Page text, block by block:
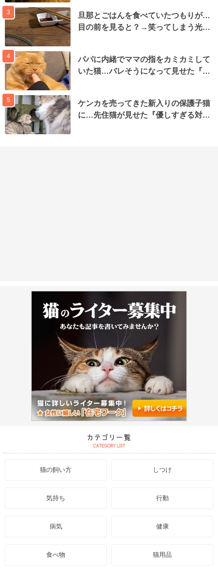
3
旦那とごはんを食べていたつもりが…
目の前を見ると？→笑ってしまう光…
4
パパに内緒でママの指をカミカミして
いた猫…バレそうになって見せた『…
5
ケンカを売ってきた新入りの保護子猫
に…先住猫が見せた『優しすぎる対…
猫の飼い方 しつけ
気持ち 行動
病気 健康
食べ物 猫用品